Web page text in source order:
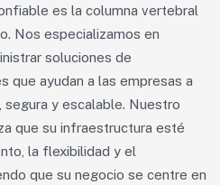
es la columna vertebral
Nos especializamos en
soluciones de
que ayudan a las empresas a
y escalable. Nuestro
que su infraestructura esté
la flexibilidad y el
que su negocio se centre en